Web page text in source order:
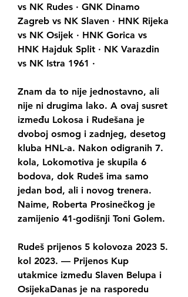
vs NK Rudes · GNK Dinamo
Zagreb vs NK Slaven · HNK Rijeka
vs NK Osijek · HNK Gorica vs
HNK Hajduk Split · NK Varazdin
vs NK Istra 1961 ·
Znam da to nije jednostavno, ali
nije ni drugima lako. A ovaj susret
između Lokosa i Rudešana je
dvoboj osmog i zadnjeg, desetog
kluba HNL-a. Nakon odigranih 7.
kola, Lokomotiva je skupila 6
bodova, dok Rudeš ima samo
jedan bod, ali i novog trenera.
Naime, Roberta Prosinečkog je
zamijenio 41-godišnji Toni Golem.
Rudeš prijenos 5 kolovoza 2023 5.
kol 2023. — Prijenos Kup
utakmice između Slaven Belupa i
OsijekaDanas je na rasporedu